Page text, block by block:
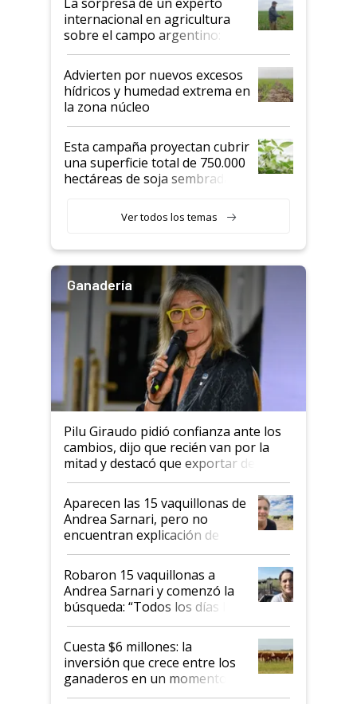
internacional en agricultura
sobre el campo argentino:
"Estoy muy impresionado"
Advierten por nuevos excesos
hídricos y humedad extrema en
la zona núcleo
Esta campaña proyectan cubrir
una superficie total de 750.000
hectáreas de soja sembradas
variedades que marcan un
salto tecnológico en genética y
Ver todos los temas
Ganadería
Pilu Giraudo pidió confianza ante los
cambios, dijo que recién van por la
mitad y destacó que exportar dejó de
ser "para unos pocos": "Tenemos un
mandato muy claro del gobierno
nacional"
Aparecen las 15 vaquillonas de
Andrea Sarnari, pero no
encuentran explicación de
cómo llegaron allí
Robaron 15 vaquillonas a
Andrea Sarnari y comenzó la
búsqueda: “Todos los días le
toca a algún productor”
Cuesta $6 millones: la
inversión que crece entre los
ganaderos en un momento
histórico para la actividad